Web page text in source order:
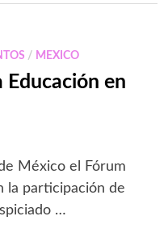
/ MEXICO
Educación en
México el Fórum
la participación de
…